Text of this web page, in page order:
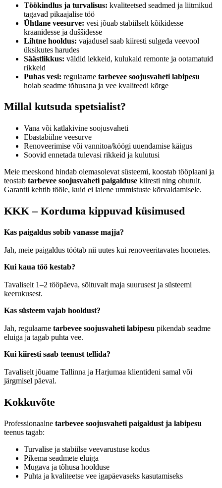
Töökindlus ja turvalisus: kvaliteetsed seadmed ja liitmikud
tagavad pikaajalise töö
Ühtlane veesurve: vesi jõuab stabiilselt kõikidesse
kraanidesse ja duššidesse
Lihtne hooldus: vajadusel saab kiiresti sulgeda veevool
üksikutes harudes
Säästlikkus: väldid lekkeid, kulukaid remonte ja ootamatuid
rikkeid
Puhas vesi: regulaarne tarbevee soojusvaheti labipesu
hoiab seadme tõhusana ja vee kvaliteedi kõrge
Millal kutsuda spetsialist?
Vana või katlakivine soojusvaheti
Ebastabiilne veesurve
Renoveerimise või vannitoa/köögi uuendamise käigus
Soovid ennetada tulevasi rikkeid ja kulutusi
Meie meeskond hindab olemasolevat süsteemi, koostab tööplaani ja
teostab tarbevee soojusvaheti paigalduse kiiresti ning ohutult.
Garantii kehtib tööle, kuid ei laiene ummistuste kõrvaldamisele.
KKK – Korduma kippuvad küsimused
Kas paigaldus sobib vanasse majja?
Jah, meie paigaldus töötab nii uutes kui renoveeritavates hoonetes.
Kui kaua töö kestab?
Tavaliselt 1–2 tööpäeva, sõltuvalt maja suurusest ja süsteemi
keerukusest.
Kas süsteem vajab hooldust?
Jah, regulaarne tarbevee soojusvaheti labipesu pikendab seadme
eluiga ja tagab puhta vee.
Kui kiiresti saab teenust tellida?
Tavaliselt jõuame Tallinna ja Harjumaa klientideni samal või
järgmisel päeval.
Kokkuvõte
Professionaalne tarbevee soojusvaheti paigaldust ja labipesu
teenus tagab:
Turvalise ja stabiilse veevarustuse kodus
Pikema seadmete eluiga
Mugava ja tõhusa hoolduse
Puhta ja kvaliteetse vee igapäevaseks kasutamiseks